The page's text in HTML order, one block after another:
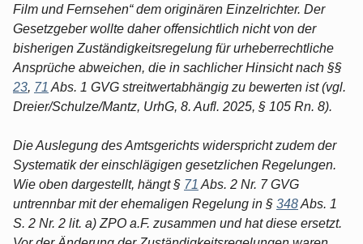
Film und Fernsehen“ dem originären Einzelrichter. Der
Gesetzgeber wollte daher offensichtlich nicht von der
bisherigen Zuständigkeitsregelung für urheberrechtliche
Ansprüche abweichen, die in sachlicher Hinsicht nach §§
23, 71 Abs. 1 GVG streitwertabhängig zu bewerten ist (vgl.
Dreier/Schulze/Mantz, UrhG, 8. Aufl. 2025, § 105 Rn. 8).
Die Auslegung des Amtsgerichts widerspricht zudem der
Systematik der einschlägigen gesetzlichen Regelungen.
Wie oben dargestellt, hängt § 71 Abs. 2 Nr. 7 GVG
untrennbar mit der ehemaligen Regelung in § 348Abs. 1
S. 2 Nr. 2 lit. a) ZPO a.F. zusammen und hat diese ersetzt.